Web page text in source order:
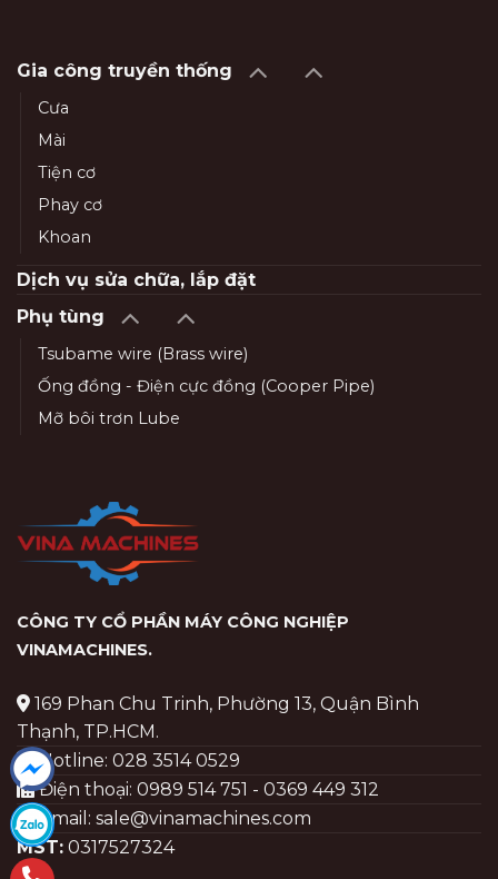
Gia công truyền thống
Cưa
Mài
Tiện cơ
Phay cơ
Khoan
Dịch vụ sửa chữa, lắp đặt
Phụ tùng
Tsubame wire (Brass wire)
Ống đồng - Điện cực đồng (Cooper Pipe)
Mỡ bôi trơn Lube
CÔNG TY CỔ PHẦN MÁY CÔNG NGHIỆP
VINAMACHINES.
169 Phan Chu Trinh, Phường 13, Quận Bình
Thạnh, TP.HCM.
Hotline: 028 3514 0529
Điện thoại: 0989 514 751 - 0369 449 312
Email: sale@vinamachines.com
MST: 0317527324